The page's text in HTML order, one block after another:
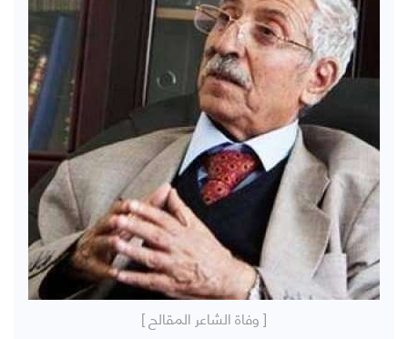
[ وفاة الشاعر المقالح ]